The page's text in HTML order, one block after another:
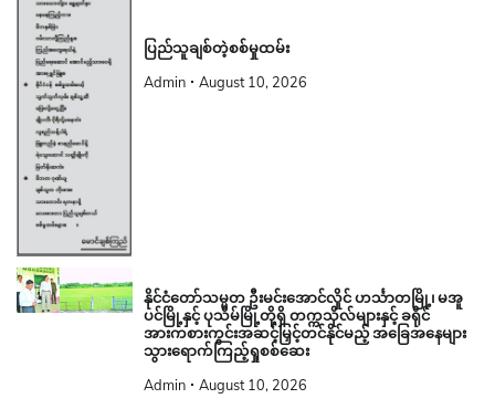
ပြည်သူချစ်တဲ့စစ်မှုထမ်း
Admin August 10, 2026
နိုင်ငံတော်သမ္မတ ဦးမင်းအောင်လှိုင် ဟင်္သာတမြို့၊ မအူ
ပင်မြို့နှင့် ပုသိမ်မြို့တို့ရှိ တက္ကသိုလ်များနှင့် ခရိုင်
အားကစားကွင်းအဆင့်မြှင့်တင်နိုင်မည့် အခြေအနေများ
သွားရောက်ကြည့်ရှုစစ်ဆေး
Admin August 10, 2026